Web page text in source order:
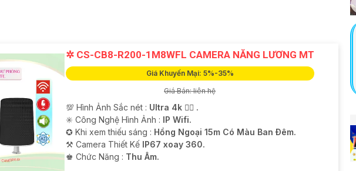
✲ CS-CB8-R200-1M8WFL CAMERA NĂNG LƯƠNG MT
Giá Khuyến Mại: 5%-35%
Giá Bán: liên hệ
💯 Hình Ảnh Sắc nét : Ultra 4k 👍🏾 .
✳️ Công Nghệ Hình Ảnh : IP Wifi.
✪ Khi xem thiếu sáng : Hồng Ngoại 15m Có Màu Ban Ðêm.
⚒ Camera Thiết Kế IP67 xoay 360.
️♚ Chức Năng : Thu Âm.